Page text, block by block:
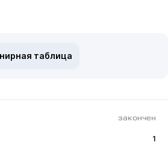
таблица
закончен
1